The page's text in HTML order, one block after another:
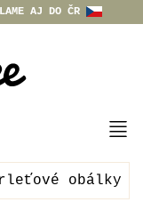
AJ DO ČR
obálky